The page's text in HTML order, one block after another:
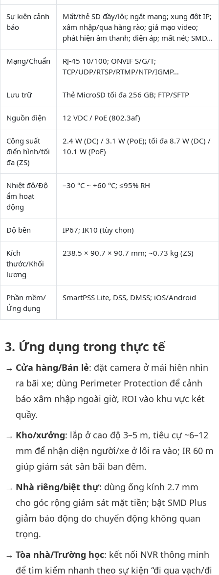
Sự kiện cảnh
báo
Mất/thẻ SD đầy/lỗi; ngắt mạng; xung đột IP;
xâm nhập/qua hàng rào; giả mạo video;
phát hiện âm thanh; điện áp; mất nét; SMD…
Mạng/Chuẩn
RJ-45 10/100; ONVIF S/G/T;
TCP/UDP/RTSP/RTMP/NTP/IGMP…
Lưu trữ Thẻ MicroSD tối đa 256 GB; FTP/SFTP
Nguồn điện 12 VDC / PoE (802.3af)
Công suất
điển hình/tối
đa (ZS)
2.4 W (DC) / 3.1 W (PoE); tối đa 8.7 W (DC) /
10.1 W (PoE)
Nhiệt độ/Độ
ẩm hoạt
động
–30 °C ~ +60 °C; ≤95% RH
Độ bền IP67; IK10 (tùy chọn)
Kích
thước/Khối
lượng
238.5 × 90.7 × 90.7 mm; ~0.73 kg (ZS)
Phần mềm/
Ứng dụng
SmartPSS Lite, DSS, DMSS; iOS/Android
Ứng dụng trong thực tế
Cửa hàng/Bán lẻ: đặt camera ở mái hiên nhìn
ra bãi xe; dùng Perimeter Protection để cảnh
báo xâm nhập ngoài giờ, ROI vào khu vực két
quầy.
Kho/xưởng: lắp ở cao độ 3–5 m, tiêu cự ~6–12
mm để nhận diện người/xe ở lối ra vào; IR 60 m
giúp giám sát sân bãi ban đêm.
Nhà riêng/biệt thự: dùng ống kính 2.7 mm
cho góc rộng giám sát mặt tiền; bật SMD Plus
giảm báo động do chuyển động không quan
trọng.
Tòa nhà/Trường học: kết nối NVR thông minh
để tìm kiếm nhanh theo sự kiện “đi qua vạch/đi